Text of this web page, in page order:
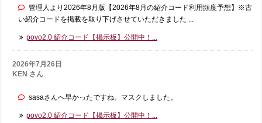
管理人より2026年8月版【2026年8月の紹介コード利用頻度予想】※古
い紹介コードを掲載を取り下げさせていただきました ...
povo2.0 紹介コード【掲示板】公開中！...
2026年7月26日
KEN さん
sasaさんへ早かったですね。マスクしました。
povo2.0 紹介コード【掲示板】公開中！...